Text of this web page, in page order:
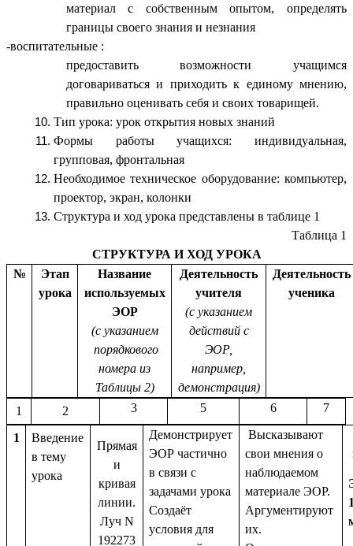
материал с собственным опытом, определять
границы своего знания и незнания
-воспитательные :
предоставить возможности учащимся
договариваться и приходить к единому мнению,
правильно оценивать себя и своих товарищей.
Тип урока: урок открытия новых знаний
Формы работы учащихся: индивидуальная,
групповая, фронтальная
Необходимое техническое оборудование: компьютер,
проектор, экран, колонки
Структура и ход урока представлены в таблице 1
Таблица 1
СТРУКТУРА И ХОД УРОКА
№
Этап
урока
Название
используемых
ЭОР
(с указанием
порядкового
номера из
Таблицы 2)
Деятельность
учителя
(с указанием
действий с
ЭОР,
например,
демонстрация)
Деятельность
ученика
1 2 3 5 6 7
1
Введение
в тему
урока
Прямая
и
кривая
линии.
Луч N
192273
Демонстрирует
ЭОР частично
в связи с
задачами урока
Создаёт
условия для
Высказывают
свои мнения о
наблюдаемом
материале ЭОР.
Аргументируют
их.